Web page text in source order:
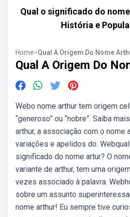
Qual o significado do
História e
Home>Qual A Origem Do Nome
Qual A Origem Do
Webo nome arthur tem origem
“generoso” ou “nobre”. Saiba
arthur, a associação com o nome
variações e apelidos do.
significado do nome artur? O
variante de arthur, tem uma
vezes associado à palavra.
sobre um assunto
nome arthur! Eu sempre tive